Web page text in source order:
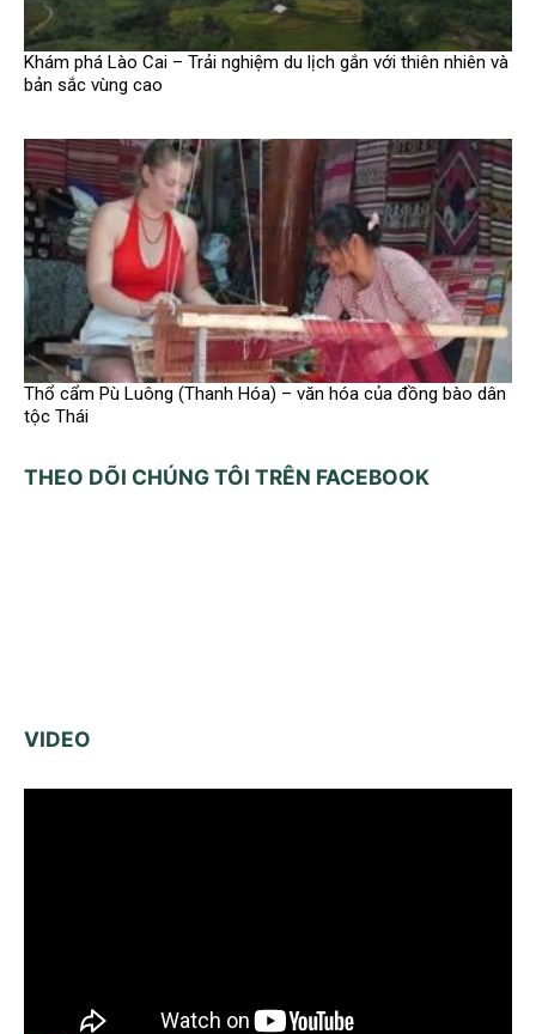
Khám phá Lào Cai – Trải nghiệm du lịch gắn với thiên nhiên và
bản sắc vùng cao
Thổ cẩm Pù Luông (Thanh Hóa) – văn hóa của đồng bào dân
tộc Thái
THEO DÕI CHÚNG TÔI TRÊN FACEBOOK
VIDEO